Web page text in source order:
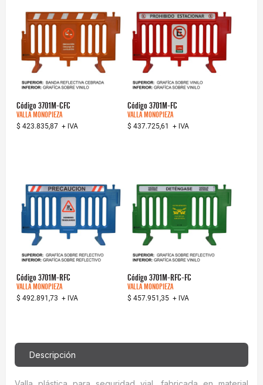
Código 3701M-CFC
VALLA MONOPIEZA
$ 423.835,87 + IVA
Código 3701M-FC
VALLA MONOPIEZA
$ 437.725,61 + IVA
Código 3701M-RFC
VALLA MONOPIEZA
$ 492.891,73 + IVA
Código 3701M-RFC-FC
VALLA MONOPIEZA
$ 457.951,35 + IVA
Descripción